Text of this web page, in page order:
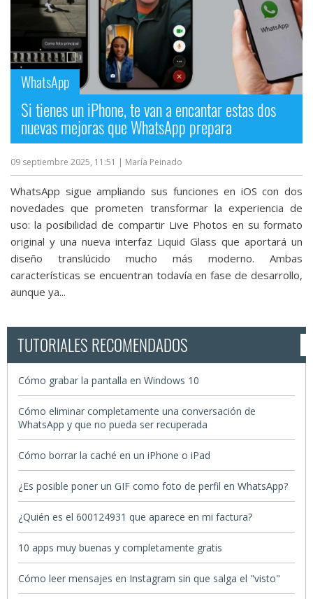
WhatsApp
Si tienes un iPhone, te van a encantar estas dos
nuevas mejoras que WhatsApp prepara
09 septiembre 2025, 11:51 | María Peinado
WhatsApp sigue ampliando sus funciones en iOS con dos
novedades que prometen transformar la experiencia de
uso: la posibilidad de compartir Live Photos en su formato
original y una nueva interfaz Liquid Glass que aportará un
diseño translúcido mucho más moderno. Ambas
características se encuentran todavía en fase de desarrollo,
aunque ya...
TUTORIALES RECOMENDADOS
Cómo grabar la pantalla en Windows 10
Cómo eliminar completamente una conversación de
WhatsApp y que no pueda ser recuperada
Cómo borrar la caché en un iPhone o iPad
¿Es posible poner un GIF como foto de perfil en WhatsApp?
¿Quién es el 600124931 que aparece en mi factura?
10 apps muy buenas y completamente gratis
Cómo leer mensajes en Instagram sin que salga el "visto"